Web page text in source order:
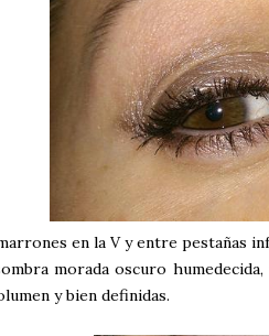
en la V y entre pestañas
morada oscuro
y bien definidas.